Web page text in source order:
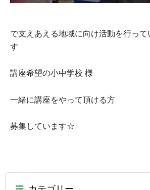
で支えあえる地域に向け活動を行って
す
講座希望の小中学校 様
一緒に講座をやって頂ける方
募集しています☆